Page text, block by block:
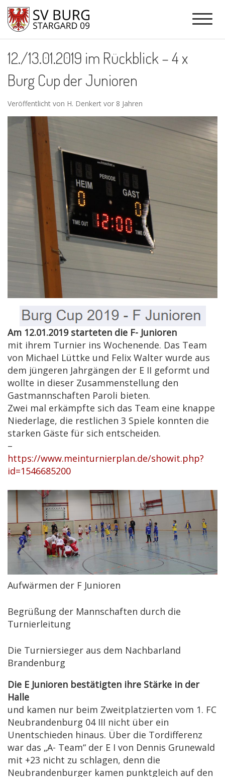
12./13.01.2019 im Rückblick – 4 x
Burg Cup der Junioren
Veröffentlicht von H. Denkert vor 8 Jahren
Am 12.01.2019 starteten die F- Junioren
mit ihrem Turnier ins Wochenende. Das Team
von Michael Lüttke und Felix Walter wurde aus
dem jüngeren Jahrgängen der E II geformt und
wollte in dieser Zusammenstellung den
Gastmannschaften Paroli bieten.
Zwei mal erkämpfte sich das Team eine knappe
Niederlage, die restlichen 3 Spiele konnten die
starken Gäste für sich entscheiden.
–
https://www.meinturnierplan.de/showit.php?
id=1546685200
Aufwärmen der F Junioren
Begrüßung der Mannschaften durch die
Turnierleitung
Die Turniersieger aus dem Nachbarland
Brandenburg
Die E Junioren bestätigten ihre Stärke in der
Halle
und kamen nur beim Zweitplatzierten vom 1. FC
Neubrandenburg 04 III nicht über ein
Unentschieden hinaus. Über die Tordifferenz
war das „A- Team“ der E I von Dennis Grunewald
mit +23 nicht zu schlagen, denn die
Neubrandenburger kamen punktgleich auf den